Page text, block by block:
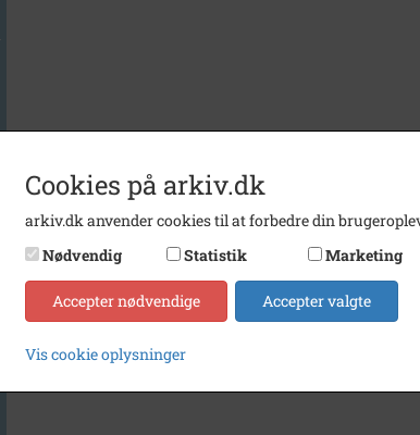
Cookies på arkiv.dk
arkiv.dk anvender cookies til at forbedre din
Nødvendig
Statistik Marketing
Accepter nødvendige Accepter valgte
Vis cookie oplysninger